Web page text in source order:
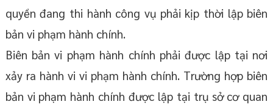
quyền đang thi hành công vụ phải kịp thời lập biên
bản vi phạm hành chính.
Biên bản vi phạm hành chính phải được lập tại nơi
xảy ra hành vi vi phạm hành chính. Trường hợp biên
bản vi phạm hành chính được lập tại trụ sở cơ quan